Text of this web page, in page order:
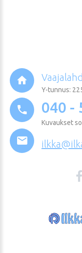
Y-tunnus:
040 -
Kuvaukset